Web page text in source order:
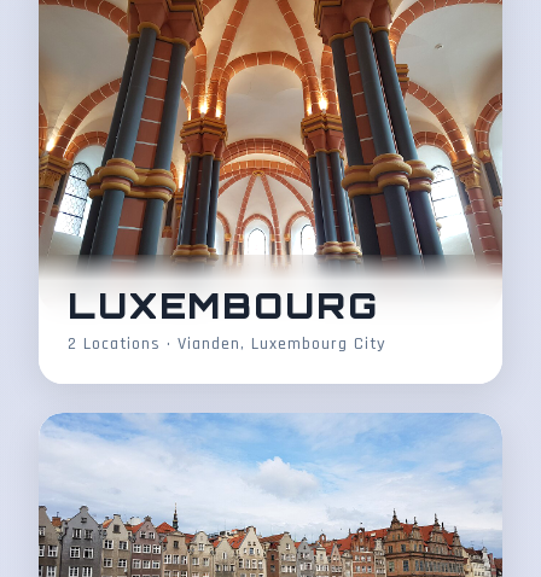
LUXEMBOURG
2 Locations • Vianden, Luxembourg City